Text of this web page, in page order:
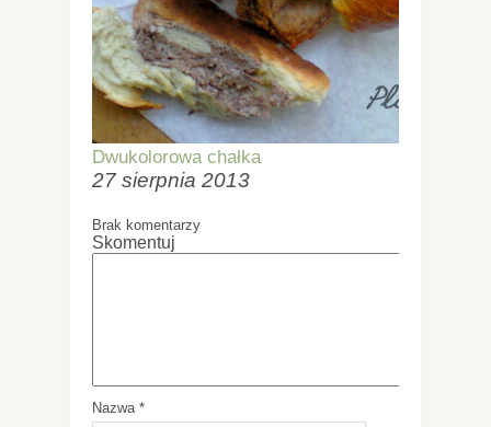
Dwukolorowa chałka
27 sierpnia 2013
Brak komentarzy
Skomentuj
Nazwa *